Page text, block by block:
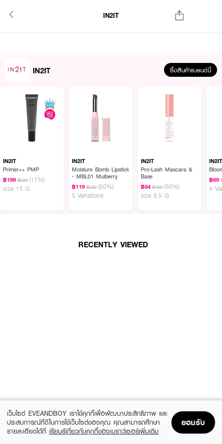
IN2IT
IN2IT ซื้อสินค้าแบรนด์นี้
IN2IT
Primer++ PMP
฿199 ฿239 (17%)
size 15 G
IN2IT
Moisture Bomb Lipstick
- MBL01 Mulberry
฿119 ฿239 (50%)
5 Variations
IN2IT
Pro-Lash Mascara &
Base
฿84 ฿169 (50%)
size 6.5 G
฿69
4
RECENTLY VIEWED
เว็บไซต์ EVEANDBOY เราใช้คุกกี้เพื่อพัฒนาประสิทธิภาพ และ
ประสบการณ์ที่ดีในการใช้เว็บไซต์ของคุณ คุณสามารถศึกษา
รายละเอียดได้ที่ เรียนรู้เกี่ยวกับคุกกี้ของเบราว์เซอร์เพิ่มเติม
ยอมรับ